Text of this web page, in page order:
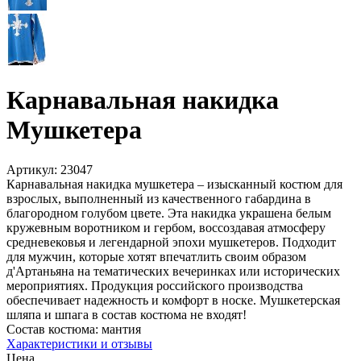
Карнавальная накидка
Мушкетера
Артикул: 23047
Карнавальная накидка мушкетера – изысканный костюм для
взрослых, выполненный из качественного габардина в
благородном голубом цвете. Эта накидка украшена белым
кружевным воротником и гербом, воссоздавая атмосферу
средневековья и легендарной эпохи мушкетеров. Подходит
для мужчин, которые хотят впечатлить своим образом
д'Артаньяна на тематических вечеринках или исторических
мероприятиях. Продукция российского производства
обеспечивает надежность и комфорт в носке. Мушкетерская
шляпа и шпага в состав костюма не входят!
Состав костюма: мантия
Характеристики и отзывы
Цена